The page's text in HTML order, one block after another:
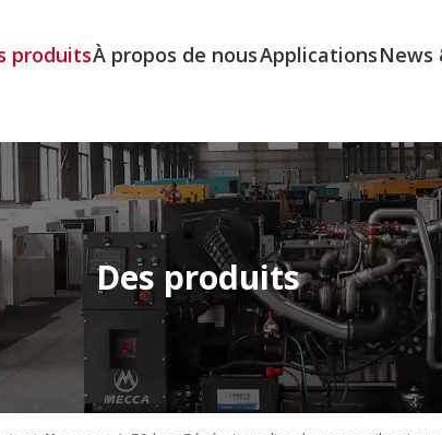
produitsÀ propos de nousApplicationsNews
Des produits